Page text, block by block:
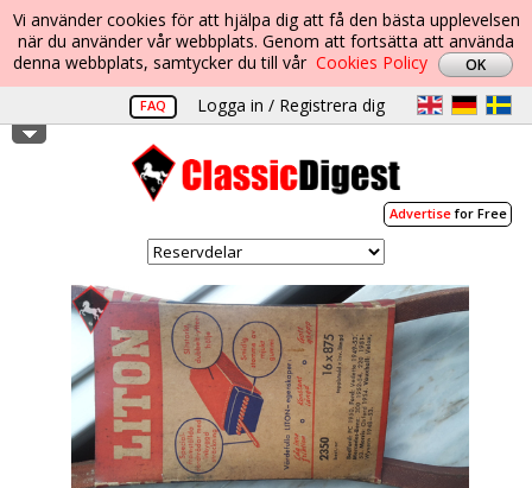
Vi använder cookies för att hjälpa dig att få den bästa upplevelsen
när du använder vår webbplats. Genom att fortsätta att använda
denna webbplats, samtycker du till vår Cookies Policy
FAQ Logga in / Registrera dig
Advertisefor Free